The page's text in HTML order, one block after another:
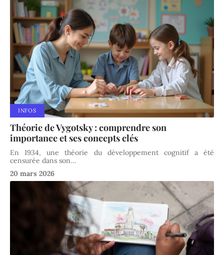
INFOS
Théorie de Vygotsky : comprendre son
importance et ses concepts clés
En 1934, une théorie du développement cognitif a été
censurée dans son…
20 mars 2026